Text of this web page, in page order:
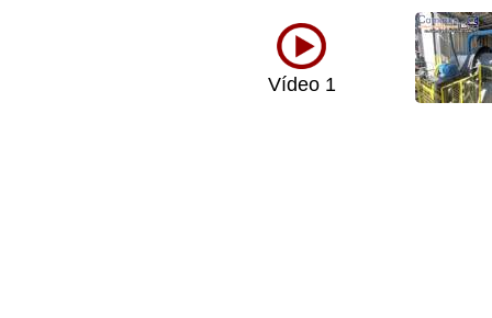
Vídeo 1